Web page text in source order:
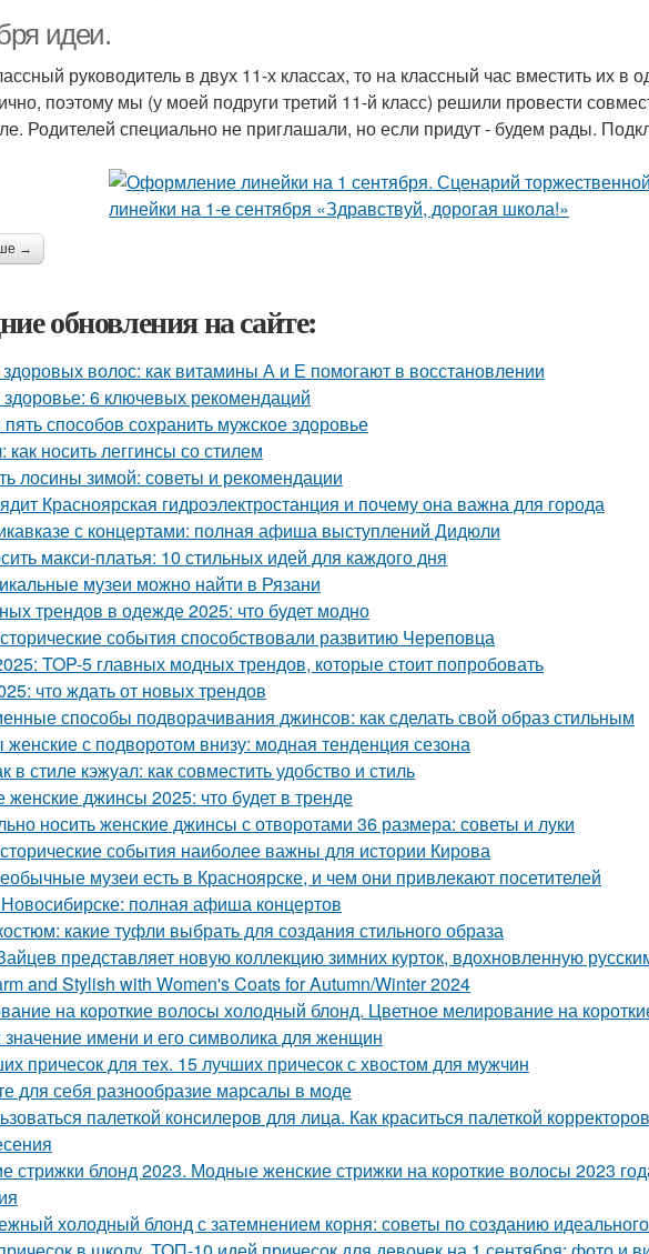
идеи.
руководитель в двух 11-х классах, то на классный час вместить их в
поэтому мы (у моей подруги третий 11-й класс) решили провести
Родителей специально не приглашали, но если придут - будем рады.
→
обновления на сайте:
волос: как витамины А и Е помогают в восстановлении
6 ключевых рекомендаций
способов сохранить мужское здоровье
как носить леггинсы со стилем
лосины зимой: советы и рекомендации
Красноярская гидроэлектростанция и почему она важна для города
с концертами: полная афиша выступлений Дидюли
макси-платья: 10 стильных идей для каждого дня
музеи можно найти в Рязани
трендов в одежде 2025: что будет модно
события способствовали развитию Череповца
TOP-5 главных модных трендов, которые стоит попробовать
что ждать от новых трендов
способы подворачивания джинсов: как сделать свой образ стильным
с подворотом внизу: модная тенденция сезона
в стиле кэжуал: как совместить удобство и стиль
джинсы 2025: что будет в тренде
носить женские джинсы с отворотами 36 размера: советы и луки
события наиболее важны для истории Кирова
музеи есть в Красноярске, и чем они привлекают посетителей
полная афиша концертов
какие туфли выбрать для создания стильного образа
представляет новую коллекцию зимних курток, вдохновленную
and Stylish with Women's Coats for Autumn/Winter 2024
на короткие волосы холодный блонд. Цветное мелирование на
значение имени и его символика для женщин
причесок для тех. 15 лучших причесок с хвостом для мужчин
для себя разнообразие марсалы в моде
палеткой консилеров для лица. Как краситься палеткой
стрижки блонд 2023. Модные женские стрижки на короткие волосы 2023
холодный блонд с затемнением корня: советы по созданию